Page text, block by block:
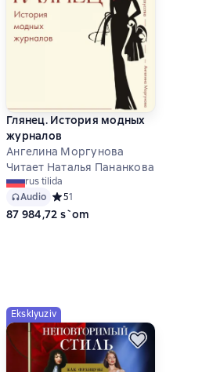
Глянец. История модных
журналов
Ангелина Моргунова
Читает Наталья Пананкова
rus tilida
Audio Средний рейтинг 5 на основе 1
51
87 984,72 s`om
Eksklyuziv